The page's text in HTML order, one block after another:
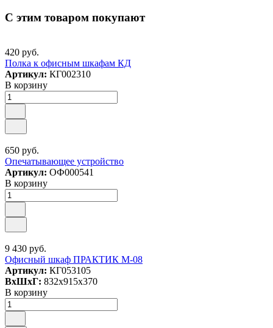
С этим товаром покупают
420 руб.
Полка к офисным шкафам КД
Артикул: КГ002310
В корзину
650 руб.
Опечатывающее устройство
Артикул: ОФ000541
В корзину
9 430 руб.
Офисный шкаф ПРАКТИК M-08
Артикул: КГ053105
ВxШxГ: 832x915x370
В корзину